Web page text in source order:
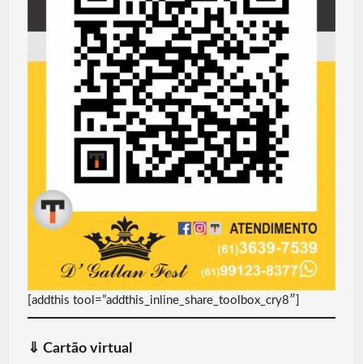
[addthis tool=”addthis_inline_share_toolbox_cry8″]
⇓ Cartão virtual